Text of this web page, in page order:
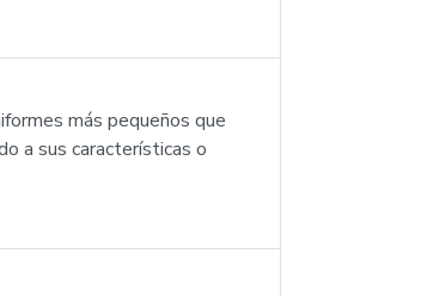
más pequeños que
a sus características o